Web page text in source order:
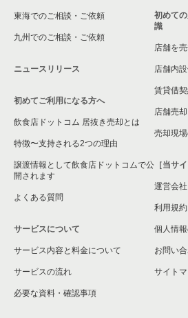
東海でのご相談・ご依頼
九州でのご相談・ご依頼
ニュースリリース
初めてご利用になる方へ
飲食店ドットコム 居抜き売却とは
特徴〜支持される2つの理由
譲渡情報として飲食店ドットコムで公
開されます
よくある質問
サービスについて
サービス内容と料金について
サービスの流れ
必要な資料・確認事項
初めて
識
店舗を
店舗内
賃貸借
店舗売
売却現場
［当サ
運営会社
利用規約
個人情
お問い
サイト